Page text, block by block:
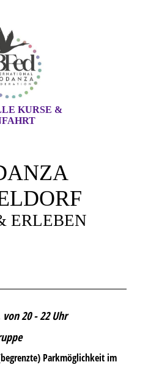
KURSE &
ERLEBEN
20 - 22 Uhr
Parkmöglichkeit im